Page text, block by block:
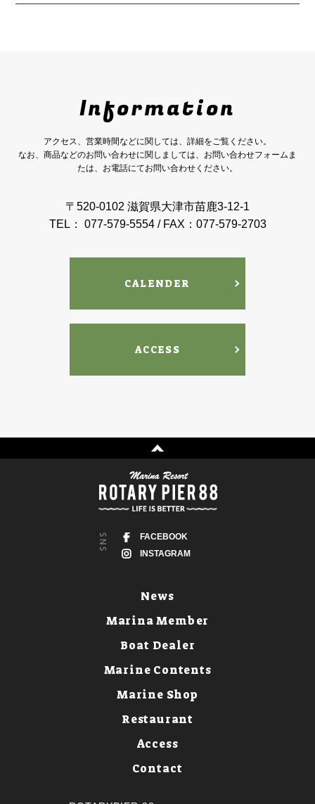
Information
アクセス、営業時間などに関しては、詳細をご覧ください。
なお、商品などのお問い合わせに関しましては、お問い合わせフォームま
たは、お電話にてお問い合わせください。
〒520-0102 滋賀県大津市苗鹿3-12-1
TEL： 077-579-5554 / FAX：077-579-2703
CALENDER
ACCESS
FACEBOOK
INSTAGRAM
News
Marina Member
Boat Dealer
Marine Contents
Marine Shop
Restaurant
Access
Contact